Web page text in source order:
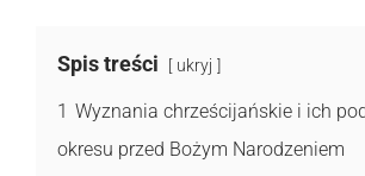
Spis treści ukryj
1 Wyznania chrześcijańskie i ich
okresu przed Bożym Narodzeniem